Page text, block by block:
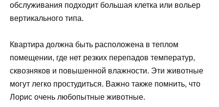
обслуживания подходит большая клетка или вольер
вертикального типа.
Квартира должна быть расположена в теплом
помещении, где нет резких перепадов температур,
сквозняков и повышенной влажности. Эти животные
могут легко простудиться. Важно также помнить, что
Лорис очень любопытные животные.